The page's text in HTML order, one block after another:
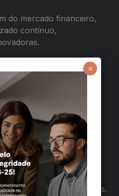
do mercado financeiro,
contínuo,
um ambiente com uma
forte, onde você tem a
o protagonista da sua
e com nossos clientes.
×